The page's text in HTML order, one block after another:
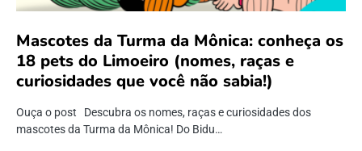
Mascotes da Turma da Mônica: conheça os
18 pets do Limoeiro (nomes, raças e
curiosidades que você não sabia!)
Ouça o post Descubra os nomes, raças e curiosidades dos
mascotes da Turma da Mônica! Do Bidu…